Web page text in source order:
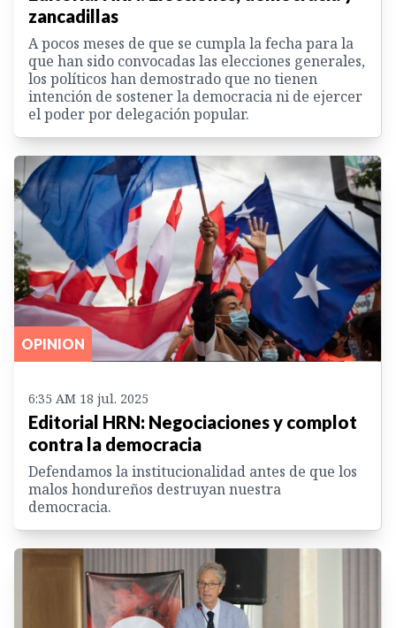
zancadillas
A pocos meses de que se cumpla la fecha para la
que han sido convocadas las elecciones generales,
los políticos han demostrado que no tienen
intención de sostener la democracia ni de ejercer
el poder por delegación popular.
OPINION
6:35 AM 18 jul. 2025
Editorial HRN: Negociaciones y complot
contra la democracia
Defendamos la institucionalidad antes de que los
malos hondureños destruyan nuestra
democracia.